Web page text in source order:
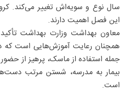
سال نوع و سویه‌اش تغییر می‌کند.
این فصل اهمیت دارند.
معاون بهداشت وزارت بهداشت
همچنان رعایت آموزش‌هایی است که در
جمله استفاده از ماسک، پرهیز از
بیمار به مدرسه، شستن مرتب
است.